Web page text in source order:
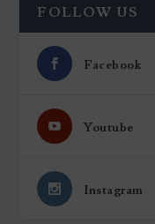
FOLLOW US
Facebook
Youtube
Instagram